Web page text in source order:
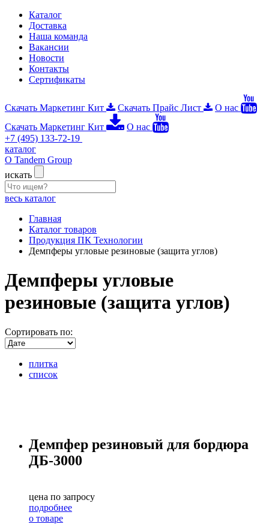
Каталог
Доставка
Наша команда
Вакансии
Новости
Контакты
Сертификаты
Скачать Маркетинг Кит Скачать Прайс Лист
О нас
Скачать Маркетинг Кит
О нас
+7 (495) 133-72-19
каталог
О Tandem Group
искать
весь каталог
Главная
Каталог товаров
Продукция ПК Технологии
Демпферы угловые резиновые (защита углов)
Демпферы угловые
резиновые (защита углов)
Сортировать по:
плитка
список
Демпфер резиновый для бордюра
ДБ-3000
цена по запросу
подробнее
о товаре